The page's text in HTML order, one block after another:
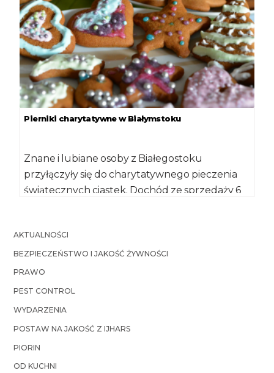
Pierniki charytatywne w Białymstoku
Znane i lubiane osoby z Białegostoku
przyłączyły się do charytatywnego pieczenia
świątecznych ciastek. Dochód ze sprzedaży 6
AKTUALNOŚCI
BEZPIECZEŃSTWO I JAKOŚĆ ŻYWNOŚCI
PRAWO
PEST CONTROL
WYDARZENIA
POSTAW NA JAKOŚĆ Z IJHARS
PIORIN
OD KUCHNI